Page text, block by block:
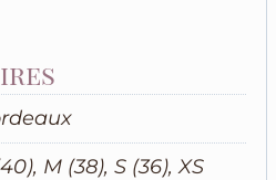
M (38), S (36), XS